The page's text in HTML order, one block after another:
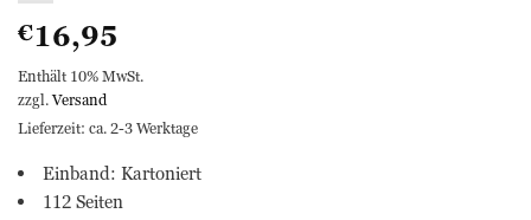
€16,95
Enthält 10% MwSt.
zzgl.Versand
Lieferzeit: ca. 2-3 Werktage
Einband: Kartoniert
112 Seiten